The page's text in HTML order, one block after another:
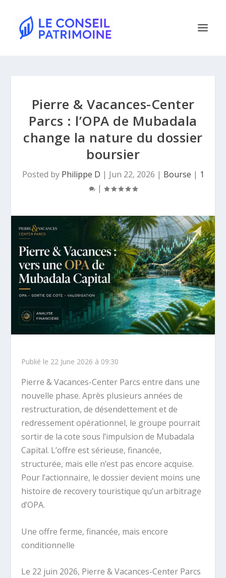
Pierre & Vacances-Center
Parcs : l’OPA de Mubadala
change la nature du dossier
boursier
Posted by Philippe D | Jun 22, 2026 | Bourse | 1
|
Publié le 22 June 2026 à 09:30
Pierre & Vacances-Center Parcs entre dans une
nouvelle phase. Après plusieurs années de
restructuration, de désendettement et de
redressement opérationnel, le groupe pourrait
sortir de la cote sous l’impulsion de Mubadala
Capital. L’offre est sérieuse, financée,
structurée, mais elle n’est pas encore acquise.
Pour l’actionnaire, le dossier devient moins une
histoire de recovery touristique qu’un arbitrage
d’OPA.
Une offre ferme, financée, mais encore
conditionnelle
Le 22 juin 2026, Pierre & Vacances-Center Parcs